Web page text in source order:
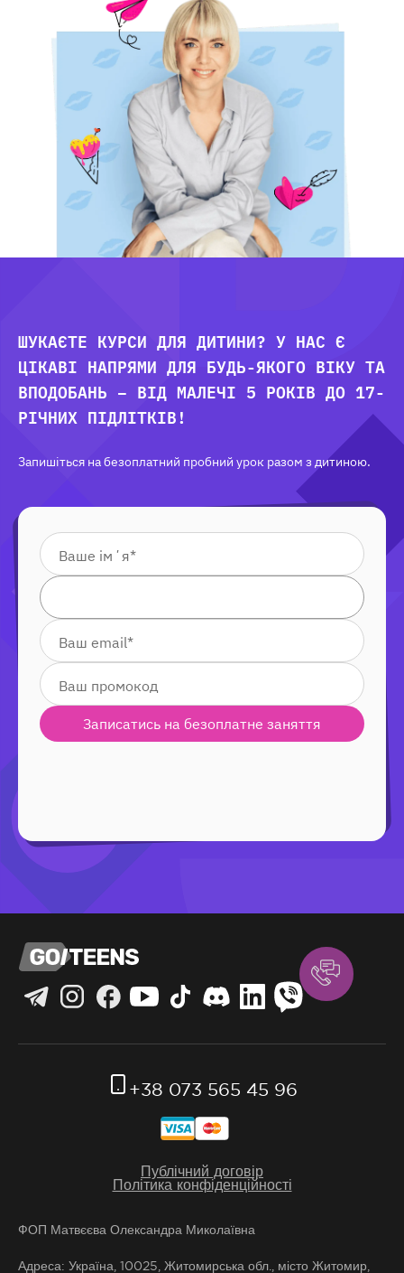
ШУКАЄТЕ КУРСИ ДЛЯ ДИТИНИ? У НАС Є
ЦІКАВІ НАПРЯМИ ДЛЯ БУДЬ-ЯКОГО ВІКУ ТА
ВПОДОБАНЬ – ВІД МАЛЕЧІ 5 РОКІВ ДО 17-
РІЧНИХ ПІДЛІТКІВ!
Запишіться на безоплатний пробний урок разом з дитиною.
Записатись на безоплатне заняття
+38 073 565 45 96
Публічний договір
Політика конфіденційності
ФОП Матвєєва Олександра Миколаївна
Адреса: Україна, 10025, Житомирська обл., місто Житомир,